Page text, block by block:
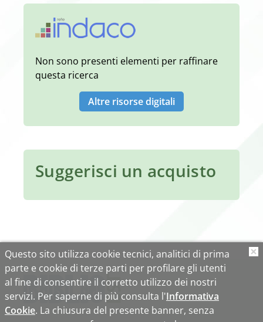
Non sono presenti elementi per raffinare
questa ricerca
Altre risorse digitali
Suggerisci un acquisto
Questo sito utilizza cookie tecnici, analitici di prima
parte e cookie di terze parti per profilare gli utenti
al fine di consentire il corretto utilizzo dei nostri
servizi. Per saperne di più consulta l'Informativa
Cookie. La chiusura del presente banner, senza